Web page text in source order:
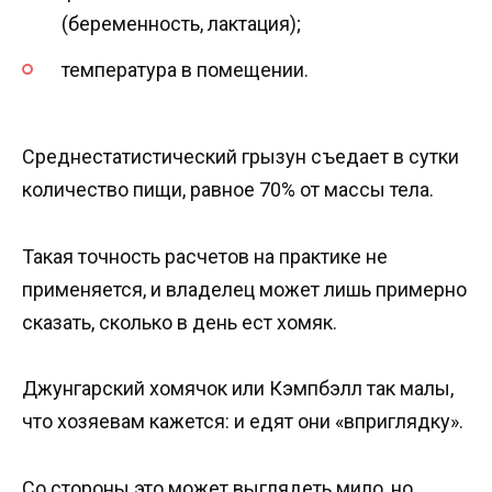
(беременность, лактация);
температура в помещении.
Среднестатистический грызун съедает в сутки
количество пищи, равное 70% от массы тела.
Такая точность расчетов на практике не
применяется, и владелец может лишь примерно
сказать, сколько в день ест хомяк.
Джунгарский хомячок или Кэмпбэлл так малы,
что хозяевам кажется: и едят они «вприглядку».